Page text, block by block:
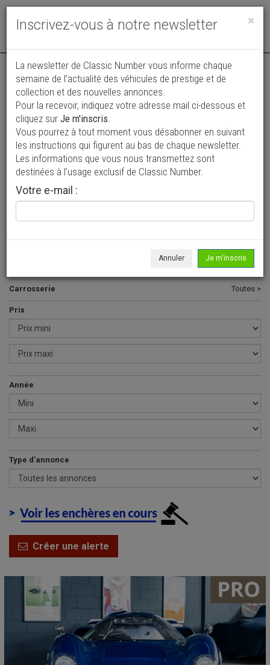
Toggle
Vos annonces vues par
plus de 4 millions de collectionneurs
Ajouter une annonce
> Rechercher un véhicule
Tous >
Carrosserie Toutes >
Prix
Année
Type d'annonce
Créer une alerte
×
Inscrivez-vous à notre newsletter
La newsletter de Classic Number vous informe chaque
semaine de l’actualité des véhicules de prestige et de
collection et des nouvelles annonces.
Pour la recevoir, indiquez votre adresse mail ci-dessous et
cliquez sur Je m'inscris.
Vous pourrez à tout moment vous désabonner en suivant
les instructions qui figurent au bas de chaque newsletter.
Les informations que vous nous transmettez sont
destinées à l’usage exclusif de Classic Number.
Votre e-mail :
Annuler Je m'inscris